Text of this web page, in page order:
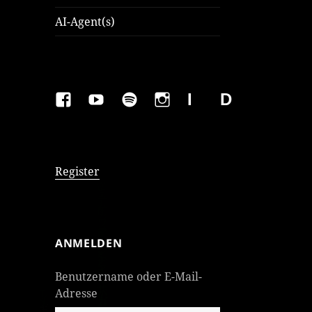
AI-Agent(s)
FAKEBOOK
YOUTUBESPOTIFYINSTAGRAM
IMPRESSUM
Register
ANMELDEN
Benutzername oder E-Mail-
Adresse